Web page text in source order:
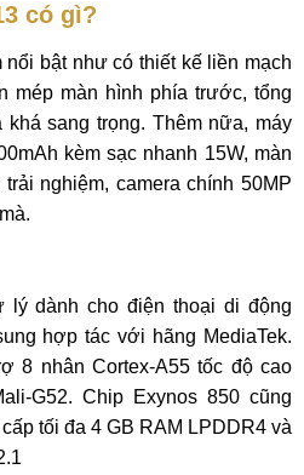
có gì?
bật như có thiết kế liền mạch
mép màn hình phía trước, tổng
sang trọng. Thêm nữa, máy
kèm sạc nhanh 15W, màn
nghiệm, camera chính 50MP
lý dành cho điện thoại di động
hợp tác với hãng MediaTek.
8 nhân Cortex-A55 tốc độ cao
G52. Chip Exynos 850 cũng
tối đa 4 GB RAM LPDDR4 và